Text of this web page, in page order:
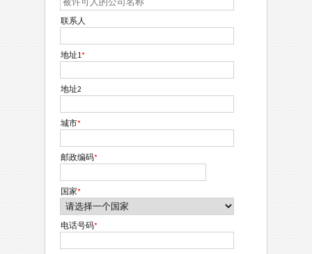
联系人
地址1*
地址2
城市*
邮政编码*
国家*
电话号码*